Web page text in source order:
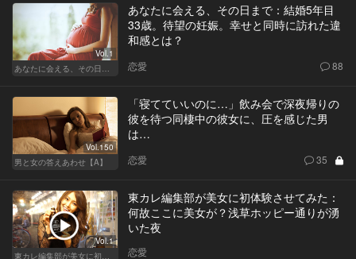
Vol.1
あなたに会える、その日まで：結婚5年目
33歳。待望の妊娠。幸せと同時に訪れた違
和感とは？
恋愛 88
Vol.150
男と女の答えあわせ【A】
「寝てていいのに…」飲み会で深夜帰りの
彼を待つ同棲中の彼女に、圧を感じた男
は…
恋愛 35
Vol.1
東カレ編集部が美女に初体験させてみた：
何故ここに美女が？浅草ホッピー通りが湧
いた夜
恋愛